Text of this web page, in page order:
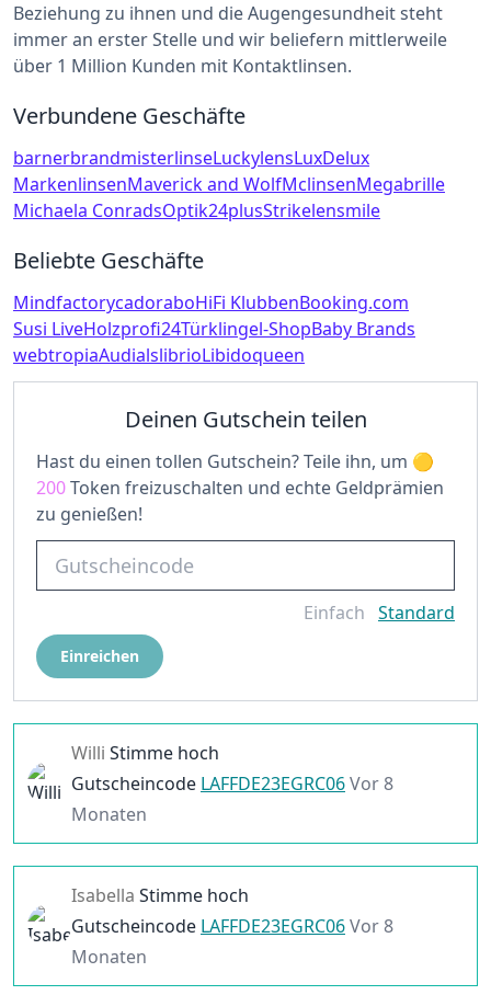
Beziehung zu ihnen und die Augengesundheit steht
immer an erster Stelle und wir beliefern mittlerweile
über 1 Million Kunden mit Kontaktlinsen.
Verbundene Geschäfte
barnerbrandmisterlinseLuckylensLuxDelux
MarkenlinsenMaverick and WolfMclinsenMegabrille
Michaela ConradsOptik24plusStrikelensmile
Beliebte Geschäfte
MindfactorycadoraboHiFi KlubbenBooking.com
Susi LiveHolzprofi24Türklingel-ShopBaby Brands
webtropiaAudialslibrioLibidoqueen
Deinen Gutschein teilen
Hast du einen tollen Gutschein? Teile ihn, um
200Token freizuschalten und echte Geldprämien
zu genießen!
Einfach Standard
Einreichen
Willi Stimme hoch
Gutscheincode LAFFDE23EGRC06Vor 8
Monaten
Isabella Stimme hoch
Gutscheincode LAFFDE23EGRC06Vor 8
Monaten